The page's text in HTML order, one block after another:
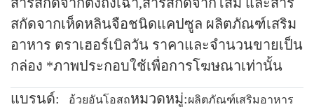
สกัดจากเห็ดหลินจือชนิดแคปซูล ผลิตภัณฑ์เสริม
อาหาร ตราเฮอร์เบิลวัน ราคาและจำนวนขายเป็น
กล่อง *ภาพประกอบใช้เพื่อการโฆษณาเท่านั้น
แบรนด์: อ้วยอันโอสถหมวดหมู่:ผลิตภัณฑ์เสริมอาหาร